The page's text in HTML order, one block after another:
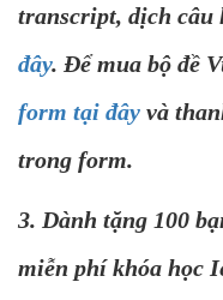
transcript, dịch câu
đây. Để mua bộ đề
form tại đây và
trong form.
3. Dành tặng 100
miễn phí khóa học